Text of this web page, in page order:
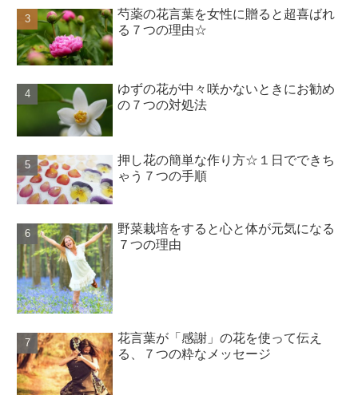
芍薬の花言葉を女性に贈ると超喜ばれ
る７つの理由☆
ゆずの花が中々咲かないときにお勧め
の７つの対処法
押し花の簡単な作り方☆１日でできち
ゃう７つの手順
野菜栽培をすると心と体が元気になる
７つの理由
花言葉が「感謝」の花を使って伝え
る、７つの粋なメッセージ